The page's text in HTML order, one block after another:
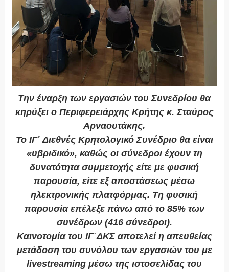
Την έναρξη των εργασιών του Συνεδρίου θα
κηρύξει ο Περιφερειάρχης Κρήτης κ. Σταύρος
Αρναουτάκης.
Το ΙΓ΄ Διεθνές Κρητολογικό Συνέδριο θα είναι
«υβριδικό», καθώς οι σύνεδροι έχουν τη
δυνατότητα συμμετοχής είτε με φυσική
παρουσία, είτε εξ αποστάσεως μέσω
ηλεκτρονικής πλατφόρμας. Τη φυσική
παρουσία επέλεξε πάνω από το 85% των
συνέδρων (416 σύνεδροι).
Καινοτομία του ΙΓ΄ΔΚΣ αποτελεί η απευθείας
μετάδοση του συνόλου των εργασιών του με
livestreaming μέσω της ιστοσελίδας του